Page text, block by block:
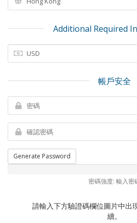
Additional Required
帳戶安全
Generate Password
密碼強度: 輸入密
請輸入下方驗證碼欄位圖片中出
續。